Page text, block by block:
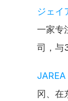
ジェイ
一家专
司，与
冈、在